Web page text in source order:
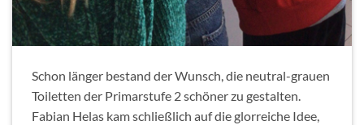
Schon länger bestand der Wunsch, die neutral-grauen
Toiletten der Primarstufe 2 schöner zu gestalten.
Fabian Helas kam schließlich auf die glorreiche Idee,